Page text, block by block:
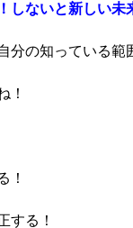
しないと新しい未
分の知っている範
！
！
する！